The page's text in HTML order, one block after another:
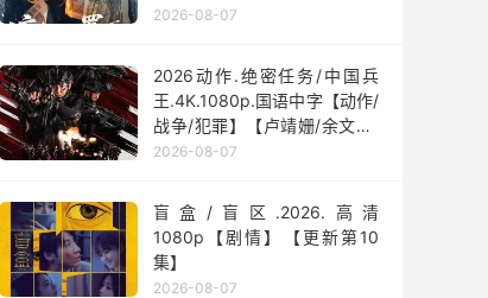
2026-08-07
2026动作.绝密任务/中国兵
王.4K.1080p.国语中字【动作/
战争/犯罪】【卢靖姗/余文乐/
屈菁菁】
2026-08-07
盲盒/盲区.2026.高清
1080p【剧情】【更新第10
集】
2026-08-07